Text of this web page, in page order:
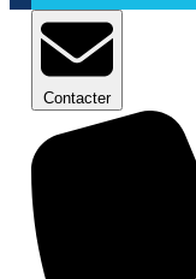
Contacter